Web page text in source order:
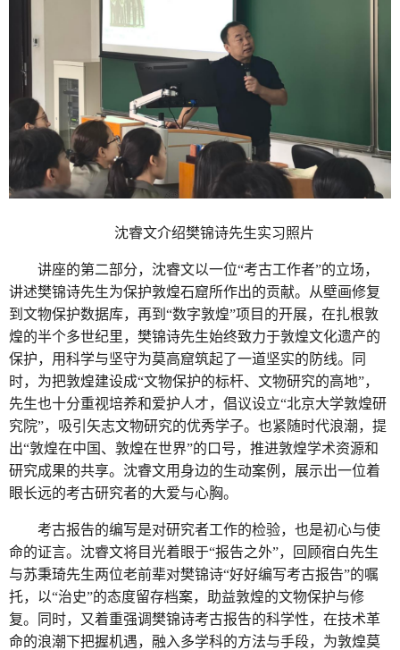
沈睿文介绍樊锦诗先生实习照片
讲座的第二部分，沈睿文以一位“考古工作者”的立场，
讲述樊锦诗先生为保护敦煌石窟所作出的贡献。从壁画修复
到文物保护数据库，再到“数字敦煌”项目的开展，在扎根敦
煌的半个多世纪里，樊锦诗先生始终致力于敦煌文化遗产的
保护，用科学与坚守为莫高窟筑起了一道坚实的防线。同
时，为把敦煌建设成“文物保护的标杆、文物研究的高地”，
先生也十分重视培养和爱护人才，倡议设立“北京大学敦煌研
究院”，吸引矢志文物研究的优秀学子。也紧随时代浪潮，提
出“敦煌在中国、敦煌在世界”的口号，推进敦煌学术资源和
研究成果的共享。沈睿文用身边的生动案例，展示出一位着
眼长远的考古研究者的大爱与心胸。
考古报告的编写是对研究者工作的检验，也是初心与使
命的证言。沈睿文将目光着眼于“报告之外”，回顾宿白先生
与苏秉琦先生两位老前辈对樊锦诗“好好编写考古报告”的嘱
托，以“治史”的态度留存档案，助益敦煌的文物保护与修
复。同时，又着重强调樊锦诗考古报告的科学性，在技术革
命的浪潮下把握机遇，融入多学科的方法与手段，为敦煌莫